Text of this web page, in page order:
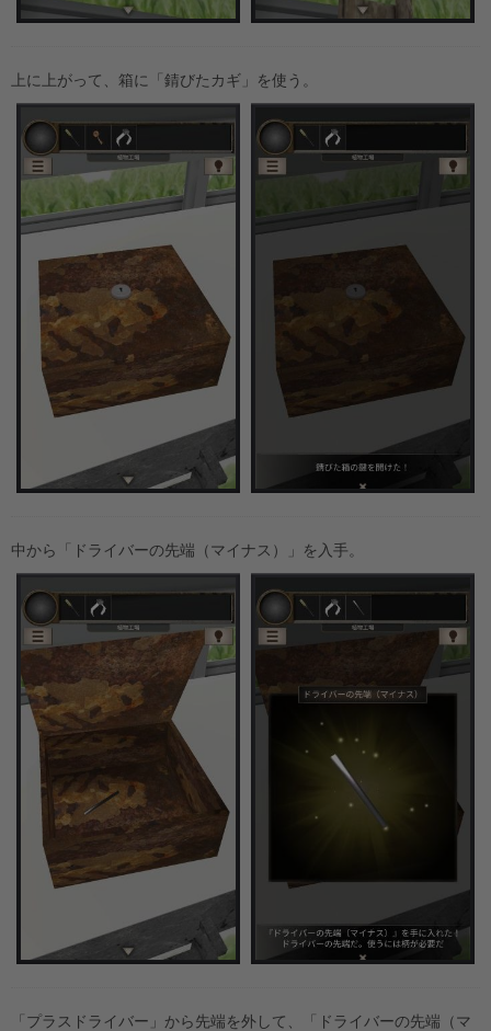
上に上がって、箱に「錆びたカギ」を使う。
中から「ドライバーの先端（マイナス）」を入手。
「プラスドライバー」から先端を外して、「ドライバーの先端（マ